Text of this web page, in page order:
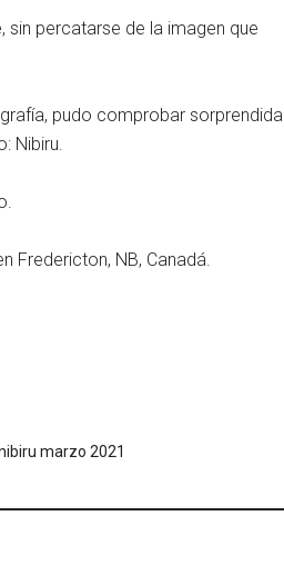
percatarse de la imagen que
pudo comprobar sorprendida
Nibiru.
Fredericton, NB, Canadá.
marzo 2021